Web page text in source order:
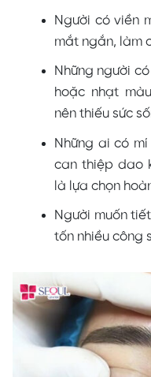
Người có viền
mắt ngắn, làm
Những người
hoặc nhạt
nên thiếu sức
Những ai có
can thiệp dao
là lựa chọn
Người muốn
tốn nhiều công